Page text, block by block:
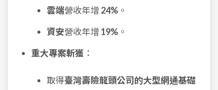
雲端營收年增 24% 。
資安營收年增 19% 。
重大專案斬獲 ：
取得臺灣壽險龍頭公司的大型網通基礎